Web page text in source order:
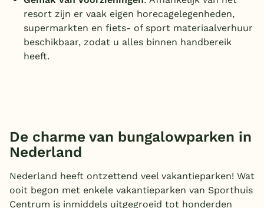
resort zijn er vaak eigen horecagelegenheden,
supermarkten en fiets- of sport materiaalverhuur
beschikbaar, zodat u alles binnen handbereik
heeft.
De charme van bungalowparken in
Nederland
Nederland heeft ontzettend veel vakantieparken! Wat
ooit begon met enkele vakantieparken van Sporthuis
Centrum is inmiddels uitgegroeid tot honderden